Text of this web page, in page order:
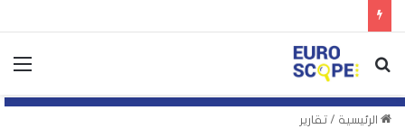
بحث
الرئيسية / تقارير